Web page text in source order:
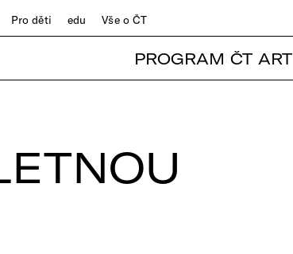
Pro děti edu Vše o ČT
PROGRAM ČT ART